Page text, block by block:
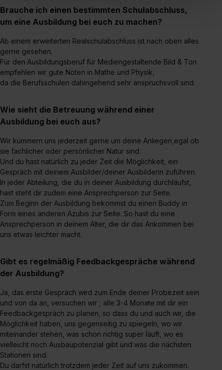
„Social Media und Marketing“ bist du auch damit
einverstanden, dass dir nach Setzen der Cookies externe
erforderliche personenbezogene Daten an Social Media
Dienste, ggfs. mit Sitz in den USA, übermittelt werden.
Eine Erlaubnis hierfür kannst du auch später noch im
Einzelfall bei dem jeweiligen Inhalt erteilen. Willst du nur
bestimmte Verwendungszwecke zulassen, triff deine
erlauben“. Die Einwilligung zur Platzierung von Cookies
der Kategorien „Präferenzen“, „Statistiken“ und „Social
Media und Marketing“ umfasst hierbei die Einwilligung
zur Übermittlung deiner Daten in die USA (Art. 49 Abs. 1
S. 1 lit. a) DS-GVO). Die USA verfügen über kein
angemessenes Datenschutzniveau (EuGH – Schrems
II). Du kannst die von dir erteilte Einwilligung jederzeit mit
Wirkung für die Zukunft ganz oder teilweise über unsere
Datenschutzerklärung unter dem Punkt „Datenschutz-
Einstellungen“ widerrufen. Weitere Informationen zu den
einzelnen Cookies findest du durch Klick auf „Details
Brauche ich einen bestimmten Schulabschluss,
um eine Ausbildung bei euch zu machen?
Ab einem erweiterten Realschulabschluss ist nach oben alles
gerne gesehen.
Für den Ausbildungsberuf für Mediengestaltende Bild & Ton
empfehlen wir gute Noten in Mathe und Physik,
da die Berufsschulen dahingehend sehr anspruchsvoll sind.
Wie sieht die Betreuung während einer
Ausbildung bei euch aus?
Wir kümmern uns jederzeit gerne um deine Anliegen,egal ob
sie fachlicher oder persönlicher Natur sind.
Und du hast natürlich zu jeder Zeit die Möglichkeit, ein
Gespräch mit deinem Ausbilder/deiner Ausbilderin zuführen.
In jeder Abteilung, die du in deiner Ausbildung durchläufst,
hast steht dir zudem eine Ansprechperson zur Seite.
Zum Beginn der Ausbildung bekommst du einen Buddy in
Form eines anderen Azubis zur Seite. So hast du eine
Ansprechperson in deinem Alter, die dir das Ankommen bei
uns etwas leichter macht.
Gibt es regelmäßig Feedbackgespräche während
der Ausbildung?
Ja, das erste Gespräch wird zum Ende deiner Probezeit sein
und von da an, versuchen wir , alle 3-4 Monate mit dir ein
Feedbackgespräch zu planen, so dass du und auch wir, die
Möglichkeit haben, uns gegenseitig zu spiegeln, wo wir
miteinander stehen, was schon richtig super läuft, wo es
vielleicht noch Ausbaupotenzial gibt und was die nächsten
Stationen sind.
Du darfst natürlich trotzdem jeder Zeit auf uns zukommen.